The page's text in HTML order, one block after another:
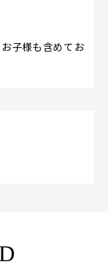
子様も含めてお